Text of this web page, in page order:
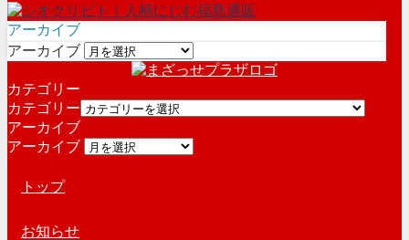
アーカイブ
アーカイブ
カテゴリー
カテゴリー
アーカイブ
アーカイブ
トップ
お知らせ